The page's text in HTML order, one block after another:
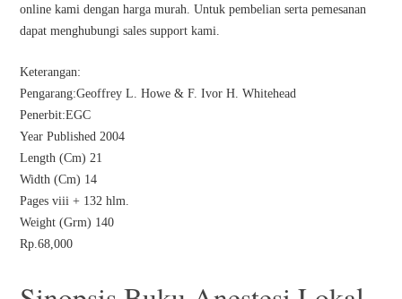
online kami dengan harga murah. Untuk pembelian serta pemesanan
dapat menghubungi sales support kami.
Keterangan:
Pengarang:Geoffrey L. Howe & F. Ivor H. Whitehead
Penerbit:EGC
Year Published 2004
Length (Cm) 21
Width (Cm) 14
Pages viii + 132 hlm.
Weight (Grm) 140
Rp.68,000